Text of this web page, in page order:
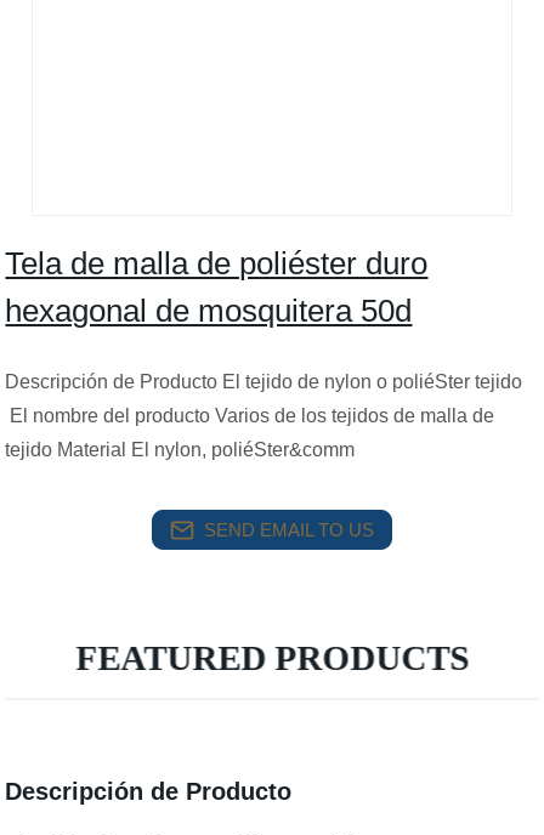
Tela de malla de poliéster duro
hexagonal de mosquitera 50d
Descripción de Producto El tejido de nylon o poliéSter tejido
El nombre del producto Varios de los tejidos de malla de
tejido Material El nylon, poliéSter&comm
SEND EMAIL TO US
FEATURED PRODUCTS
Descripción de Producto